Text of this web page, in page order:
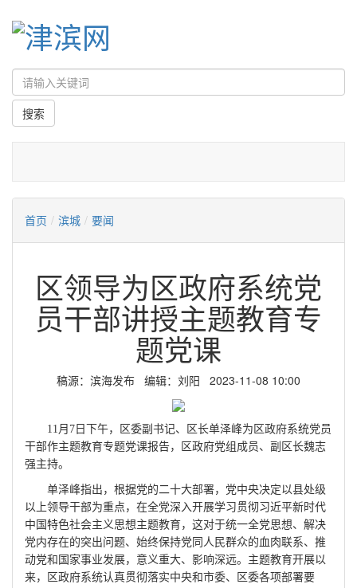
首页 / 滨城 / 要闻
区领导为区政府系统党
员干部讲授主题教育专
题党课
稿源：滨海发布 编辑：刘阳 2023-11-08 10:00
11月7日
下午，区委副书记、区长单泽峰为区政府系统党员
干部作主题教育专题党课报告，区政府党组成员、副区长魏志
强主持。
单泽峰指出，根据党的二十大部署，党中央决定以县处级
以上领导干部为重点，在全党深入开展学习贯彻习近平新时代
中国特色社会主义思想主题教育，这对于统一全党思想、解决
党内存在的突出问题、始终保持党同人民群众的血肉联系、推
动党和国家事业发展，意义重大、影响深远。主题教育开展以
来，区政府系统认真贯彻落实中央和市委、区委各项部署要